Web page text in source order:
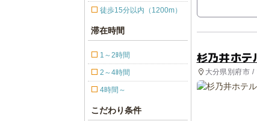
杉乃井ホテ
大分県別府市
徒歩15分以内（1200m）
滞在時間
1～2時間
2～4時間
4時間～
こだわり条件